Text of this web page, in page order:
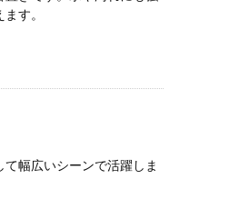
す。
幅広いシーンで活躍しま